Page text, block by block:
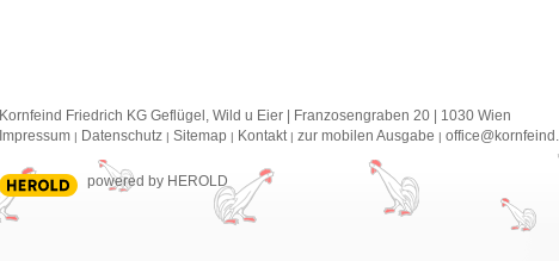
Kornfeind Friedrich KG Geflügel, Wild u Eier Franzosengraben 20 1030 Wien
Impressum | Datenschutz | Sitemap | Kontakt | zur mobilen Ausgabe |
powered by HEROLD